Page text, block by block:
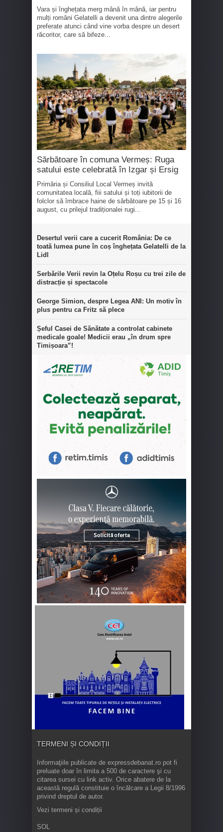
Vara și înghețata merg mână în mână, iar pentru
mulți români Gelatelli a devenit una dintre alegerile
preferate atunci când vine vorba despre un desert
răcoritor, care să bifeze...
Sărbătoare în comuna Vermeș: Ruga
satului este celebrată în Izgar și Ersig
Primăria și Consiliul Local Vermeș invită
comunitatea locală, fiii satului și toți iubitorii de
folclor să îmbrace haine de sărbătoare pe 15 și 16
august, cu prilejul tradiționalei rugi...
Desertul verii care a cucerit România: De ce
toată lumea pune în coș înghețata Gelatelli de la
Lidl
Serbările Verii revin la Oțelu Roșu cu trei zile de
distracție și spectacole
George Simion, despre Legea ANI: Un motiv în
plus pentru ca Fritz să plece
Șeful Casei de Sănătate a controlat cabinete
medicale goale! Medicii erau „în drum spre
Timișoara”!
TERMENI ȘI CONDIȚII
Informaţiile publicate de expressdebanat.ro pot fi
preluate doar în limita a 500 de caractere şi cu
citarea sursei cu link activ. Orice abatere de la
această regulă constituie o încălcare a Legii 8/1996
privind dreptul de autor.
Vezi termeni și condiții
SOL